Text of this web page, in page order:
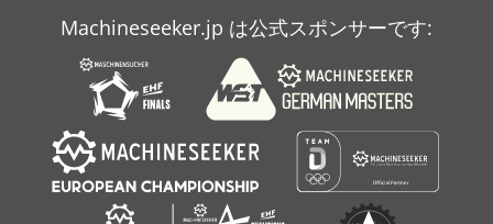
Machineseeker.jp は公式スポンサーです: